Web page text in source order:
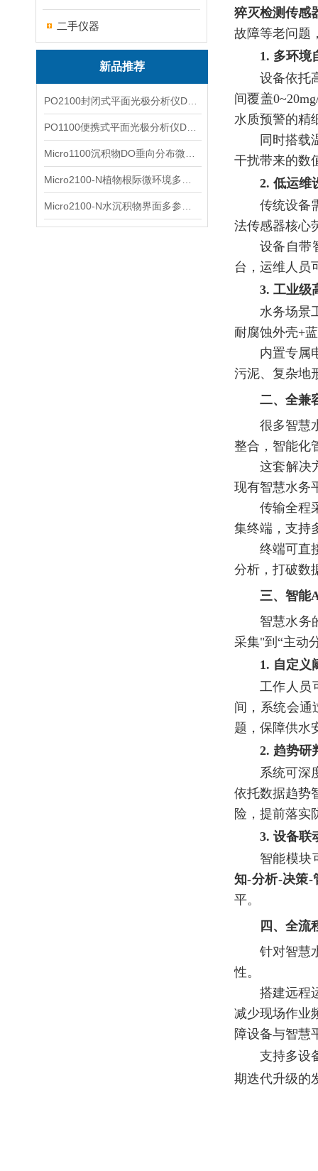
二手仪器
新品推荐
猝灭检测传感
故障等老问题
1. 多环境
设备依托
间覆盖
水质预警的精
同时搭载
干扰带来的数
2. 低运维
传统设备
法传感器核心
设备自带
台，运维人员
3. 工业级
水务场景
耐腐蚀外壳+
内置专属
污泥、复杂地
二、全兼
很多智慧
整合，智能化
这套解决
现有智慧水务
传输全程
集终端，支持
终端可直
分析，打破数
三、智能
智慧水务
采集"到“主动
1. 自定义
工作人员
间，系统会通
题，保障供水
2. 趋势研
系统可深
依托数据趋势
险，提前落实
3. 设备联
智能模块
知-分析-决策-
平。
四、全流
针对智慧
性。
搭建远程
减少现场作业
障设备与智慧
支持多设
期迭代升级的